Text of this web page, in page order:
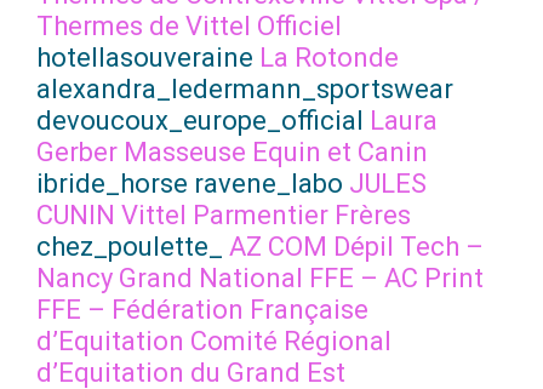
Thermes de Vittel Officiel
hotellasouveraine La Rotonde
alexandra_ledermann_sportswear
devoucoux_europe_official Laura
Gerber Masseuse Equin et Canin
ibride_horse ravene_labo JULES
CUNIN Vittel Parmentier Frères
chez_poulette_ AZ COM Dépil Tech –
Nancy Grand National FFE – AC Print
FFE – Fédération Française
d’Equitation Comité Régional
d’Equitation du Grand Est